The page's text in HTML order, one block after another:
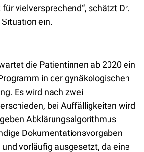
vielversprechend“, schätzt Dr.
ein.
die Patientinnen ab 2020 ein
in der gynäkologischen
Es wird nach zwei
bei Auffälligkeiten wird
Abklärungsalgorithmus
Dokumentationsvorgaben
vorläufig ausgesetzt, da eine